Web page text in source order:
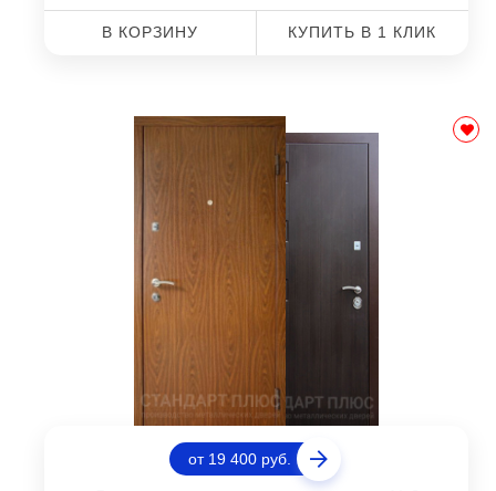
В КОРЗИНУ КУПИТЬ В 1 КЛИК
от 19 400 руб.